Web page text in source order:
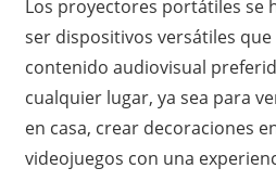
Los proyectores portátiles se
ser dispositivos versátiles
contenido audiovisual
cualquier lugar, ya sea para
en casa, crear decoraciones
videojuegos con una